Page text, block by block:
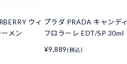
ウィ
メン
プラダ PRADA キャンディ
フロラーレ EDT/SP 30ml
¥9,889 (税込)